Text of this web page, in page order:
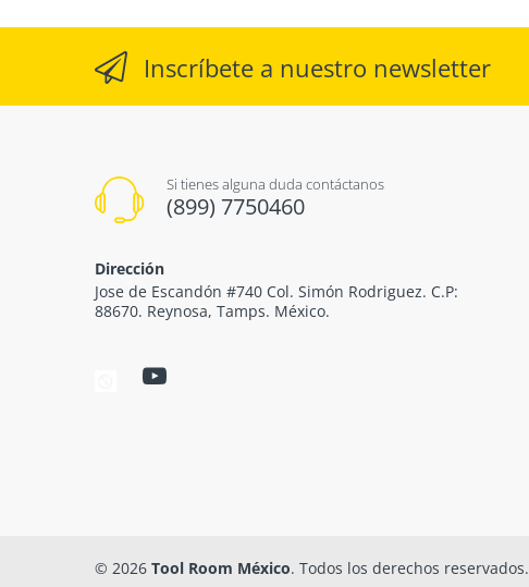
Inscríbete a nuestro newsletter
Si tienes alguna duda contáctanos
(899) 7750460
Dirección
Jose de Escandón #740 Col. Simón Rodriguez. C.P:
88670. Reynosa, Tamps. México.
© 2026 Tool Room México. Todos los derechos reservados.